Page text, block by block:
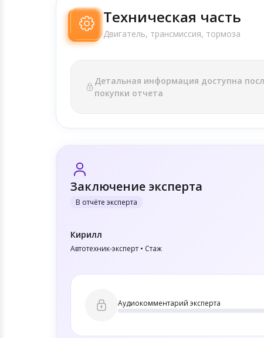
Техническая часть
Двигатель, трансмиссия, тормоза
Детальная информация доступна
покупки отчета
Заключение эксперта
В отчёте эксперта
Кирилл
Автотехник-эксперт • Стаж
Аудиокомментарий эксперта